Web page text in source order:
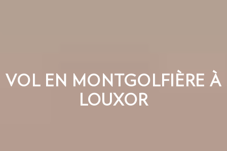
VOL EN MONTGOLFIÈRE À
LOUXOR